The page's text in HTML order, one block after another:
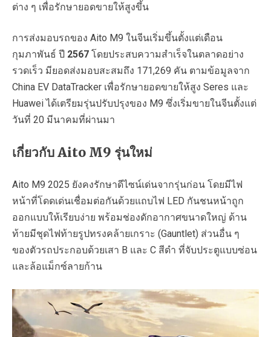
ต่าง ๆ เพื่อรักษายอดขายให้สูงขึ้น
การส่งมอบรถของ Aito M9 ในจีนเริ่มขึ้นตั้งแต่เดือน
กุมภาพันธ์ ปี 2567 โดยประสบความสำเร็จในตลาดอย่าง
รวดเร็ว มียอดส่งมอบสะสมถึง 171,269 คัน ตามข้อมูลจาก
China EV DataTracker เพื่อรักษายอดขายให้สูง Seres และ
Huawei ได้เตรียมรุ่นปรับปรุงของ M9 ซึ่งเริ่มขายในจีนตั้งแต่
วันที่ 20 มีนาคมที่ผ่านมา
เกี่ยวกับ Aito M9 รุ่นใหม่
Aito M9 2025 ยังคงรักษาดีไซน์เด่นจากรุ่นก่อน โดยมีไฟ
หน้าที่โดดเด่นเชื่อมต่อกันด้วยแถบไฟ LED กันชนหน้าถูก
ออกแบบให้เรียบง่าย พร้อมช่องดักอากาศขนาดใหญ่ ด้าน
ท้ายมีชุดไฟท้ายรูปทรงคล้ายเกราะ (Gauntlet) ส่วนอื่น ๆ
ของตัวรถประกอบด้วยเสา B และ C สีดำ ที่จับประตูแบบซ่อน
และล้อแม็กซ์ลายก้าน